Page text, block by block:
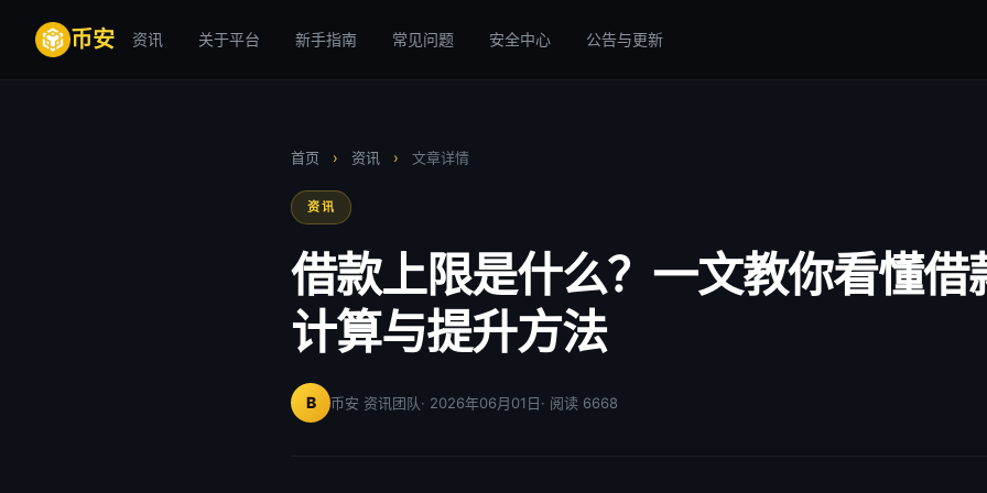
币安 资讯 关于平台 新手指南 常见问题 安全中心 公告与更新
首页 › 资讯 › 文章详情
资讯
借款上限是什么？一文教你看懂借
计算与提升方法
B 币安 资讯团队· 2026年06月01日· 阅读 6668